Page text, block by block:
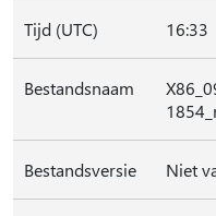
Tijd (UTC) 16:33
Bestandsnaam
Bestandsversie Niet